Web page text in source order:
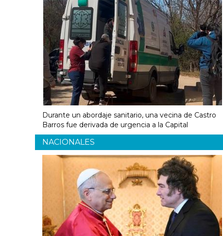
Durante un abordaje sanitario, una vecina de Castro
Barros fue derivada de urgencia a la Capital
NACIONALES